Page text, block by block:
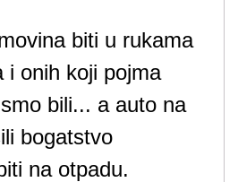
biti u rukama
i onih koji pojma
bili... a auto na
bogatstvo
na otpadu.